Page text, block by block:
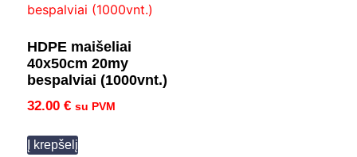
HDPE maišeliai
40x50cm 20my
bespalviai (1000vnt.)
32.00 € su PVM
Į krepšelį